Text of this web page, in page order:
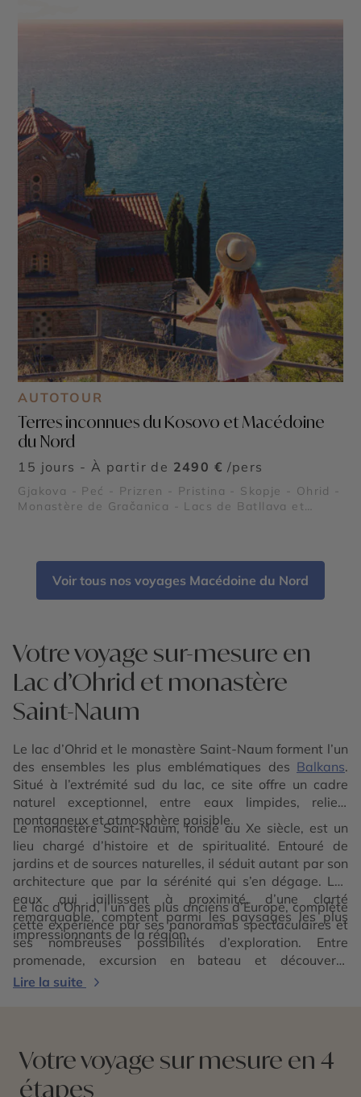
AUTOTOUR
Terres inconnues du Kosovo et Macédoine
du Nord
15 jours - À partir de 2490 € /pers
Gjakova - Peć - Prizren - Pristina - Skopje - Ohrid -
Monastère de Gračanica - Lacs de Batllava et
Mehmet Fatih - Forteresse de Prizren - Pont de
pierre de Prizren - Monastère Visoki Dečani - Parc
national de Rugova - Lac d’Ohrid et monastère
Skopje et vieille ville - Monastère de Treskavec
Voir tous nos voyages Macédoine du Nord
Votre voyage sur-mesure en
Lac d’Ohrid et monastère
Saint-Naum
Le lac d’Ohrid et le monastère Saint-Naum forment l’un
des ensembles les plus emblématiques des Balkans.
Situé à l’extrémité sud du lac, ce site offre un cadre
naturel exceptionnel, entre eaux limpides, reliefs
montagneux et atmosphère paisible.
Le monastère Saint-Naum, fondé au Xe siècle, est un
lieu chargé d’histoire et de spiritualité. Entouré de
jardins et de sources naturelles, il séduit autant par son
architecture que par la sérénité qui s’en dégage. Les
eaux qui jaillissent à proximité, d’une clarté
remarquable, comptent parmi les paysages les plus
impressionnants de la région.
Le lac d’Ohrid, l’un des plus anciens d’Europe, complète
cette expérience par ses panoramas spectaculaires et
ses nombreuses possibilités d’exploration. Entre
promenade, excursion en bateau et découverte
culturelle, ce site constitue une étape incontournable
Lire la suite
Votre voyage sur mesure en 4
étapes